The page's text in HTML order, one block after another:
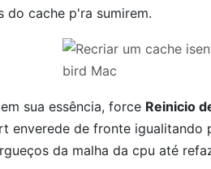
do cache p'ra sumirem.
sua essência, force Reinicio
enverede de fronte
da malha da cpu até